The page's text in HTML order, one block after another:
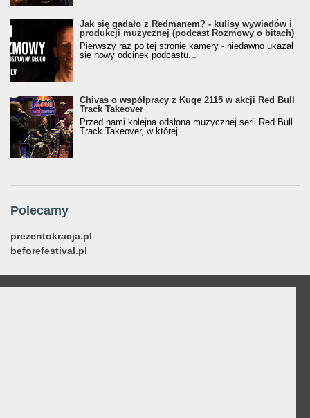
Jak się gadało z Redmanem? - kulisy wywiadów i
produkcji muzycznej (podcast Rozmowy o bitach)
Pierwszy raz po tej stronie kamery - niedawno ukazał
się nowy odcinek podcastu...
Chivas o współpracy z Kuqe 2115 w akcji Red Bull
Track Takeover
Przed nami kolejna odsłona muzycznej serii Red Bull
Track Takeover, w której...
Polecamy
prezentokracja.pl
beforefestival.pl